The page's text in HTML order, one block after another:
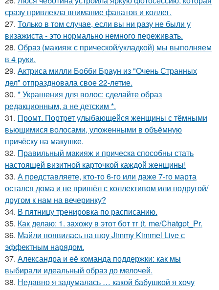
сразу привлекла внимание фанатов и коллег.
27. Только в том случае, если вы ни разу не были у
визажиста - это нормально немного переживать.
28. Образ (макияж с прической/укладкой) мы выполняем
в 4 руки.
29. Актриса милли Бобби Браун из "Очень Странных
дел" отпраздновала свое 22-летие.
30. * Украшения для волос: сделайте образ
редакционным, а не детским *.
31. Промт. Портрет улыбающейся женщины с тёмными
вьющимися волосами, уложенными в объёмную
причёску на макушке.
32. Правильный макияж и прическа способны стать
настоящей визитной карточкой каждой женщины!
33. А представляете, кто-то 6-го или даже 7-го марта
остался дома и не пришёл с коллективом или подругой/
другом к нам на вечеринку?
34. В пятницу тренировка по расписанию.
35. Как делаю: 1. захожу в этот бот тг (t. me/Chatgpt_Pr.
36. Майли появилась на шоу Jimmy Kimmel Live с
эффектным нарядом.
37. Александра и её команда поддержки: как мы
выбирали идеальный образ до мелочей.
38. Недавно я задумалась … какой бабушкой я хочу